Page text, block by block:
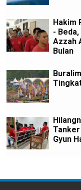
Hakim
-
Azzah
Bulan
Tanker
Gyun